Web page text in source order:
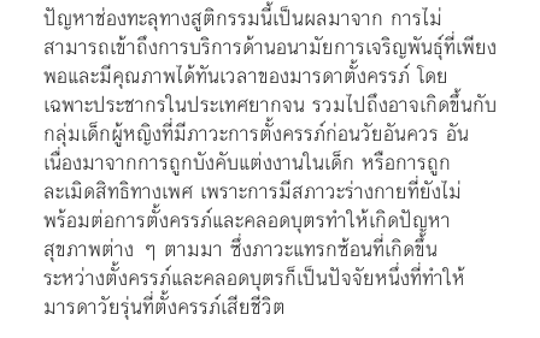
ปัญหาช่องทะลุทางสูติกรรมนี้เป็นผลมาจาก การไม่
สามารถเข้าถึงการบริการด้านอนามัยการเจริญพันธุ์ที่เพียง
พอและมีคุณภาพได้ทันเวลาของมารดาตั้งครรภ์ โดย
เฉพาะประชากรในประเทศยากจน รวมไปถึงอาจเกิดขึ้นกับ
กลุ่มเด็กผู้หญิงที่มีภาวะการตั้งครรภ์ก่อนวัยอันควร อัน
เนื่องมาจากการถูกบังคับแต่งงานในเด็ก หรือการถูก
ละเมิดสิทธิทางเพศ เพราะการมีสภาวะร่างกายที่ยังไม่
พร้อมต่อการตั้งครรภ์และคลอดบุตรทำให้เกิดปัญหา
สุขภาพต่าง ๆ ตามมา ซึ่งภาวะแทรกซ้อนที่เกิดขึ้น
ระหว่างตั้งครรภ์และคลอดบุตรก็เป็นปัจจัยหนึ่งที่ทำให้
มารดาวัยรุ่นที่ตั้งครรภ์เสียชีวิต